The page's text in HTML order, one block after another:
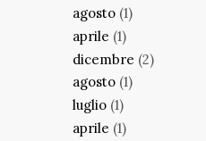
agosto (1)
aprile (1)
dicembre (2)
agosto (1)
luglio (1)
aprile (1)